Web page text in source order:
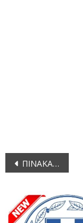
Πλοήγηση
ΠΙΝΑΚΑΣ Των συζητηθέντων θεμάτων κατά την 38η/16-10-2014 συνεδρίαση της Οικονομικής Επιτροπής της Περιφέρειας Δυτικής Μακεδονίας